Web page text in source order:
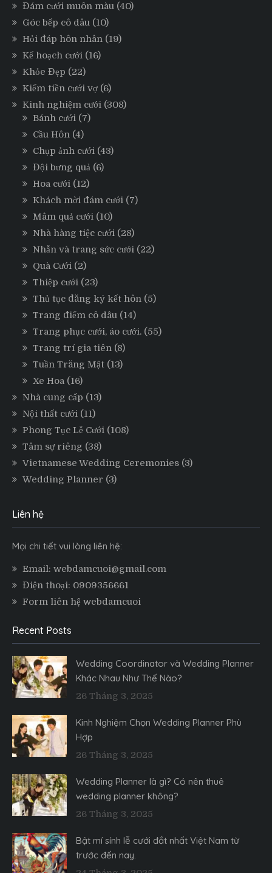
Đám cưới muôn màu (40)
Góc bếp cô dâu (10)
Hỏi đáp hôn nhân (19)
Kế hoạch cưới (16)
Khỏe Đẹp (22)
Kiếm tiền cưới vợ (6)
Kinh nghiệm cưới (308)
Bánh cưới (7)
Cầu Hôn (4)
Chụp ảnh cưới (43)
Đội bưng quả (6)
Hoa cưới (12)
Khách mời đám cưới (7)
Mâm quả cưới (10)
Nhà hàng tiệc cưới (28)
Nhẫn và trang sức cưới (22)
Quà Cưới (2)
Thiệp cưới (23)
Thủ tục đăng ký kết hôn (5)
Trang điểm cô dâu (14)
Trang phục cưới, áo cưới. (55)
Trang trí gia tiên (8)
Tuần Trăng Mật (13)
Xe Hoa (16)
Nhà cung cấp (13)
Nội thất cưới (11)
Phong Tục Lễ Cưới (108)
Tâm sự riêng (38)
Vietnamese Wedding Ceremonies (3)
Wedding Planner (3)
Liên hệ
Mọi chi tiết vui lòng liên hệ:
Email: webdamcuoi@gmail.com
Điện thoại: 0909356661
Form liên hệ webdamcuoi
Recent Posts
Wedding Coordinator và Wedding Planner
Khác Nhau Như Thế Nào?
26 Tháng 3, 2025
Kinh Nghiệm Chọn Wedding Planner Phù
Hợp
26 Tháng 3, 2025
Wedding Planner là gì? Có nên thuê
wedding planner không?
26 Tháng 3, 2025
Bật mí sính lễ cưới đắt nhất Việt Nam từ
trước đến nay.